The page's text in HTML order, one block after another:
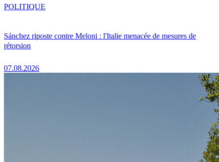
Sánchez riposte contre Meloni : l'Italie menacée de mesures de
rétorsion
07.08.2026
POLITIQUE